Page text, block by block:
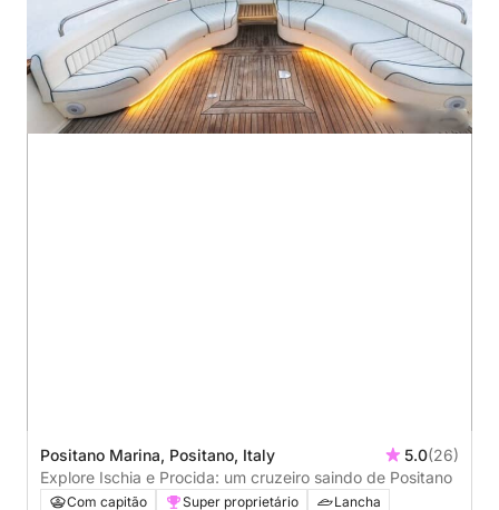
Positano Marina, Positano, Italy 5.0(26)
Explore Ischia e Procida: um cruzeiro saindo de Positano
Com capitão Super proprietário
Lancha